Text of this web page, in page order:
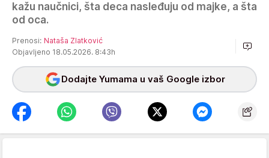
kažu naučnici, šta deca nasleđuju od majke, a šta
od oca.
Prenosi: Nataša Zlatković
Objavljeno 18.05.2026. 8:43h
Dodajte Yumama u vaš Google izbor